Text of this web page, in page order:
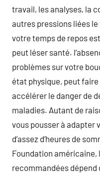
travail, les analyses, la
autres pressions liées
votre temps de repos
peut léser santé.
problèmes sur votre
état physique, peut
accélérer le danger de
maladies. Autant de
vous pousser à adapter
d’assez d’heures de
Foundation américaine,
recommandées dépend